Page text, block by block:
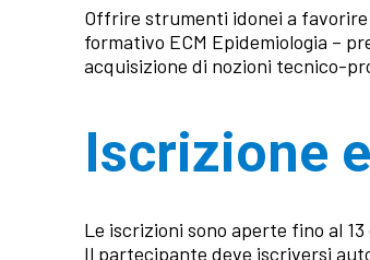
Offrire strumenti idonei a
formativo ECM Epidemiologia –
acquisizione di nozioni tecnico-
Iscrizione
Le iscrizioni sono aperte fino al
Il partecipante deve iscriversi